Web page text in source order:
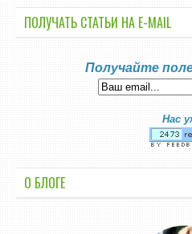
ПОЛУЧАТЬ СТАТЬИ НА E-MАIL
Получайте
Нас
О БЛОГЕ